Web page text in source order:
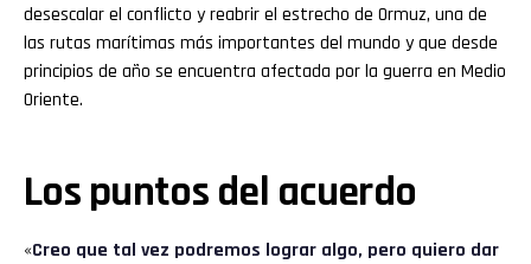
desescalar el conflicto y reabrir el estrecho de Ormuz, una de
las rutas marítimas más importantes del mundo y que desde
principios de año se encuentra afectada por la guerra en Medio
Oriente.
Los puntos del acuerdo
«Creo que tal vez podremos lograr algo, pero quiero dar